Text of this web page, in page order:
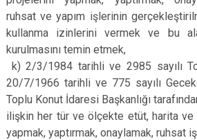
ruhsat ve yapım işlerinin
kullanma izinlerini vermek ve bu
kurulmasını temin etmek,
k) 2/3/1984 tarihli ve 2985 sayılı
20/7/1966 tarihli ve 775 sayılı
Toplu Konut İdaresi Başkanlığı
ilişkin her tür ve ölçekte etüt, harita ve
yapmak, yaptırmak, onaylamak, ruhsat